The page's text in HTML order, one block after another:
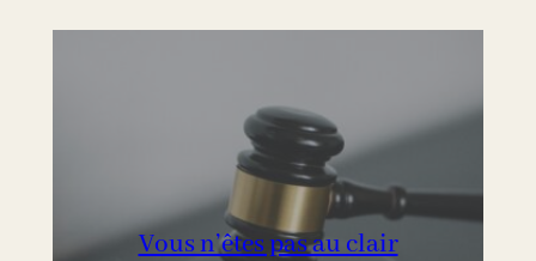
Vous n’êtes pas au clair